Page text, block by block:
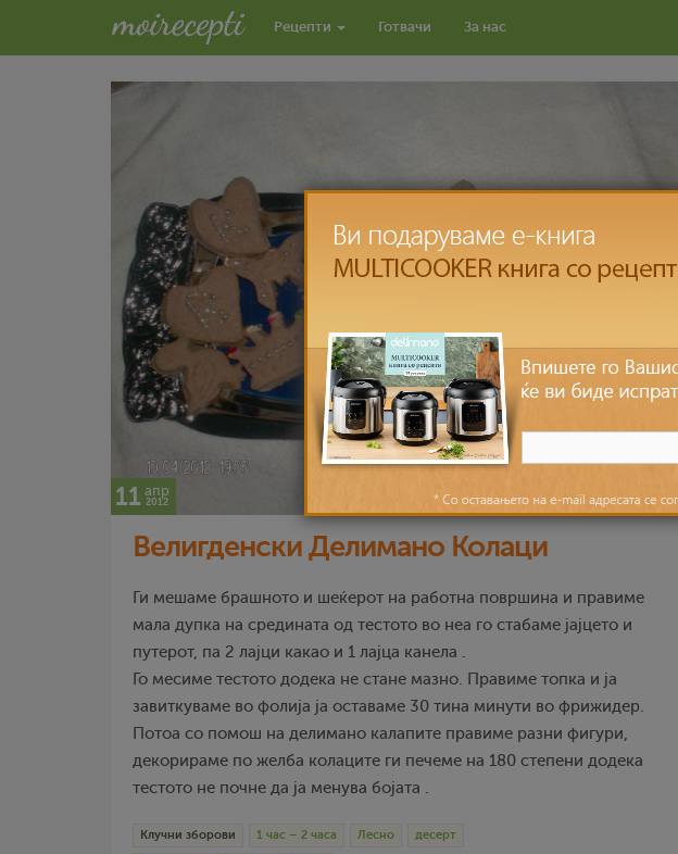
Рецепти Готвачи За нас
11 апр
2012
Велигденски Делимано Колаци
Ги мешаме брашното и шеќерот на работна површина и правиме
мала дупка на средината од тестото во неа го стабаме јајцето и
путерот, па 2 лајци какао и 1 лајца канела .
Го месиме тестото додека не стане мазно. Правиме топка и ја
завиткуваме во фолија ја оставаме 30 тина минути во фрижидер.
Потоа со помош на делимано калапите правиме разни фигури,
декорираме по желба колаците ги печеме на 180 степени додека
тестото не почне да ја менува бојата .
Клучни зборови 1 час – 2 часа Лесно десерт